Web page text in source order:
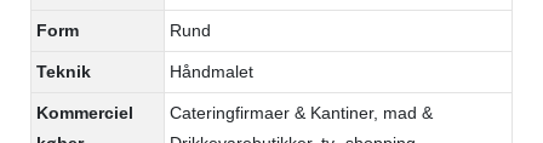
Form Rund
Teknik Håndmalet
Kommerciel
Cateringfirmaer & Kantiner, mad &